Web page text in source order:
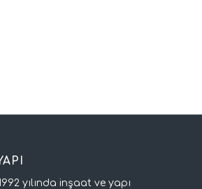
yılında inşaat ve yapı